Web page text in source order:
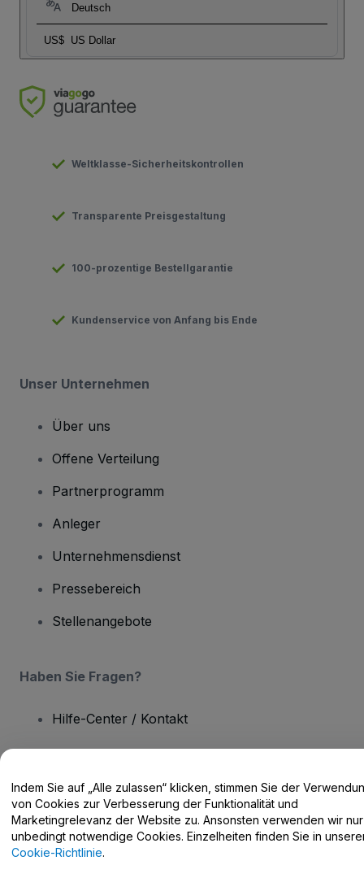
Deutsch
US$ US Dollar
Weltklasse-Sicherheitskontrollen
Transparente Preisgestaltung
100-prozentige Bestellgarantie
Kundenservice von Anfang bis Ende
Unser Unternehmen
Über uns
Offene Verteilung
Partnerprogramm
Anleger
Unternehmensdienst
Pressebereich
Stellenangebote
Haben Sie Fragen?
Hilfe-Center / Kontakt
Urheberrecht © viagogo GmbH 2026 Angaben zum Unternehmen
Durch die Nutzung dieser Website akzeptieren Sie dieAllgemeinen
Geschäftsbedingungen und dieDatenschutzerklärungsowie die
Cookie-Richtlinie
Indem Sie auf „Alle zulassen“ klicken, stimmen Sie der
von Cookies zur Verbesserung der Funktionalität und
Marketingrelevanz der Website zu. Ansonsten verwenden wir nur
unbedingt notwendige Cookies. Einzelheiten finden Sie in
Cookie-Richtlinie.